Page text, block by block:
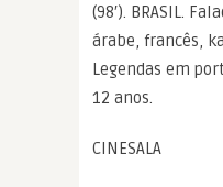
(98′). BRASIL.
árabe, francês,
Legendas em
12 anos.
CINESALA